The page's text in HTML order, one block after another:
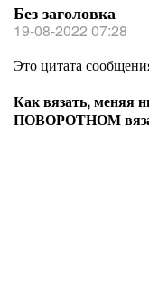
Без заголовка
19-08-2022 07:28
Это цитата
Как вязать,
ПОВОРОТНОМ